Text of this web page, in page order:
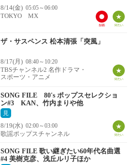
8/14(金) 05:05～06:00
TOKYO MX
ザ・サスペンス 松本清張「突風」
8/17(月) 08:40～10:20
TBSチャンネル2 名作ドラマ・
スポーツ・アニメ
SONG FILE 80's ポップスセレクショ
ン#3 KAN、竹内まりや他
見
8/19(水) 02:00～03:00
歌謡ポップスチャンネル
SONG FILE 歌い継ぎたい60年代名曲選
#4 美樹克彦、浅丘ルリ子ほか